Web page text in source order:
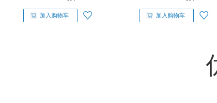
加入购物车 加入购物车